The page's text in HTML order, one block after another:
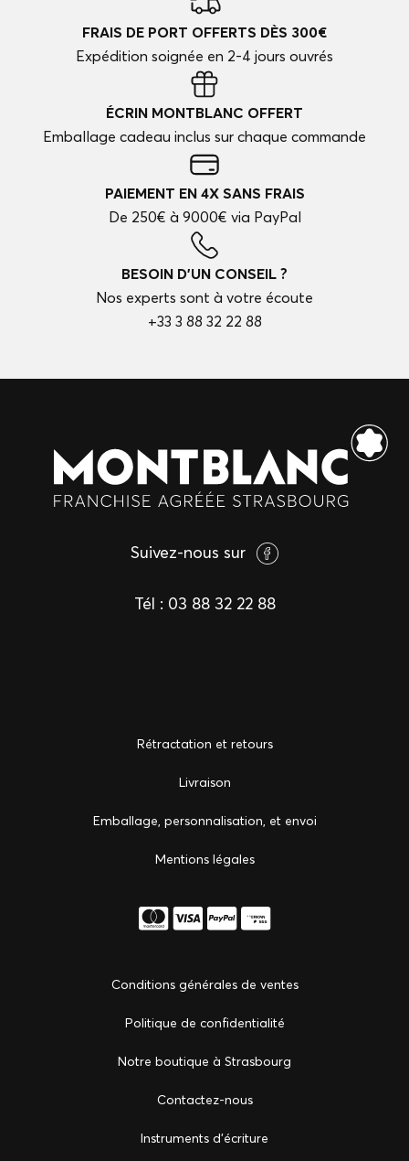
FRAIS DE PORT OFFERTS DÈS 300€
Expédition soignée en 2-4 jours ouvrés
ÉCRIN MONTBLANC OFFERT
Emballage cadeau inclus sur chaque commande
PAIEMENT EN 4X SANS FRAIS
De 250€ à 9000€ via PayPal
BESOIN D'UN CONSEIL ?
Nos experts sont à votre écoute
+33 3 88 32 22 88
Suivez-nous sur
Tél : 03 88 32 22 88
Rétractation et retours
Livraison
Emballage, personnalisation, et envoi
Mentions légales
Conditions générales de ventes
Politique de confidentialité
Notre boutique à Strasbourg
Сontactez-nous
Instruments d'écriture